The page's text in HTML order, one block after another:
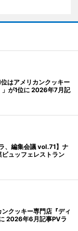
位はアメリカンクッキー
」が1位に 2026年7月記
、編集会議 vol.71】ナ
ビュッフェレストラン
ンクッキー専門店『ディ
2026年6月記事PVラ